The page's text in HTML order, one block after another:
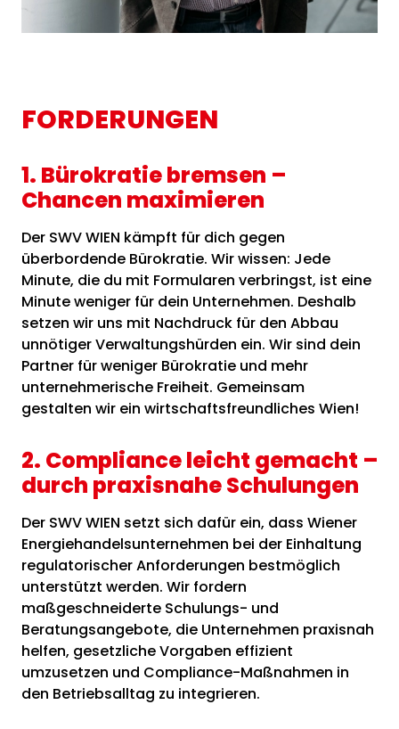
FORDERUNGEN
1. Bürokratie bremsen –
Chancen maximieren
Der SWV WIEN kämpft für dich gegen
überbordende Bürokratie. Wir wissen: Jede
Minute, die du mit Formularen verbringst, ist eine
Minute weniger für dein Unternehmen. Deshalb
setzen wir uns mit Nachdruck für den Abbau
unnötiger Verwaltungshürden ein. Wir sind dein
Partner für weniger Bürokratie und mehr
unternehmerische Freiheit. Gemeinsam
gestalten wir ein wirtschaftsfreundliches Wien!
2. Compliance leicht gemacht –
durch praxisnahe Schulungen
Der SWV WIEN setzt sich dafür ein, dass Wiener
Energiehandelsunternehmen bei der Einhaltung
regulatorischer Anforderungen bestmöglich
unterstützt werden. Wir fordern
maßgeschneiderte Schulungs- und
Beratungsangebote, die Unternehmen praxisnah
helfen, gesetzliche Vorgaben effizient
umzusetzen und Compliance-Maßnahmen in
den Betriebsalltag zu integrieren.